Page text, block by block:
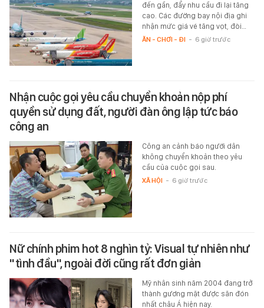
đến gần, đẩy nhu cầu đi lại tăng
cao. Các đường bay nội địa ghi
nhận mức giá vé tăng vọt, đòi…
ĂN - CHƠI - ĐI - 6 giờ trước
Nhận cuộc gọi yêu cầu chuyển khoản nộp phí
quyền sử dụng đất, người đàn ông lập tức báo
công an
Công an cảnh báo người dân
không chuyển khoản theo yêu
cầu của cuộc gọi sau.
XÃ HỘI - 6 giờ trước
Nữ chính phim hot 8 nghìn tỷ: Visual tự nhiên như
"tình đầu", ngoài đời cũng rất đơn giản
Mỹ nhân sinh năm 2004 đang trở
thành gương mặt được săn đón
nhất châu Á hiện nay.